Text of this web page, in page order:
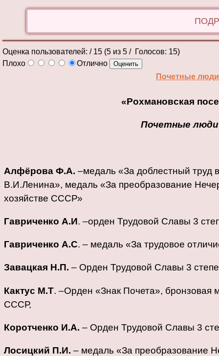
Оценка пользователей: / 15 (5 из 5 / Голосов: 15)
Плохо
Отлично
Почетные
«Рохмановская
Почетные люди
Алфёрова Ф.А. –медаль «За доблестный труд
В.И.Ленина», медаль «За преобразование
хозяйстве СССР»
Гавриченко А.И. –орден Трудовой Славы 3
Гавриченко А.С. – медаль «За трудовое
Завацкая Н.П. – Орден Трудовой Славы 3
Кактус М.Т. –Орден «Знак Почета», бронзовая
СССР,
Коротченко И.А. – Орден Трудовой Славы 3
Лосицкий П.И. – медаль «За преобразование